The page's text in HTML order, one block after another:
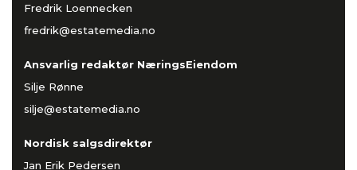
Fredrik Loennecken
fredrik@estatemedia.no
Ansvarlig redaktør NæringsEiendom
Silje Rønne
silje@estatemedia.no
Nordisk salgsdirektør
Jan Erik Pedersen